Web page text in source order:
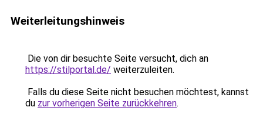
Weiterleitungshinweis
Die von dir besuchte Seite versucht, dich an
https://stilportal.de/ weiterzuleiten.
Falls du diese Seite nicht besuchen möchtest, kannst
du zur vorherigen Seite zurückkehren.